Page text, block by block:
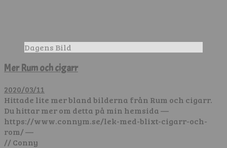
Dagens Bild
Mer Rum och cigarr
2020/03/11
Hittade lite mer bland bilderna från Rum och cigarr.
Du hittar mer om detta på min hemsida —
https://www.connym.se/lek-med-blixt-cigarr-och-
rom/ —
// Conny